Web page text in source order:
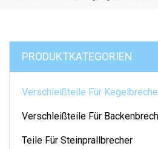
PRODUKTKATEGORIEN
Verschleißteile Für
Verschleißteile Für
Teile Für Steinprallbrecher